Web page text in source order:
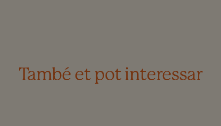
També et pot interessar